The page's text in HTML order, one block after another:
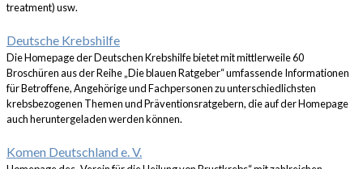
treatment) usw.
Deutsche Krebshilfe
Die Homepage der Deutschen Krebshilfe bietet mit mittlerweile 60
Broschüren aus der Reihe „Die blauen Ratgeber“ umfassende Informationen
für Betroffene, Angehörige und Fachpersonen zu unterschiedlichsten
krebsbezogenen Themen und Präventionsratgebern, die auf der Homepage
auch heruntergeladen werden können.
Komen Deutschland e. V.